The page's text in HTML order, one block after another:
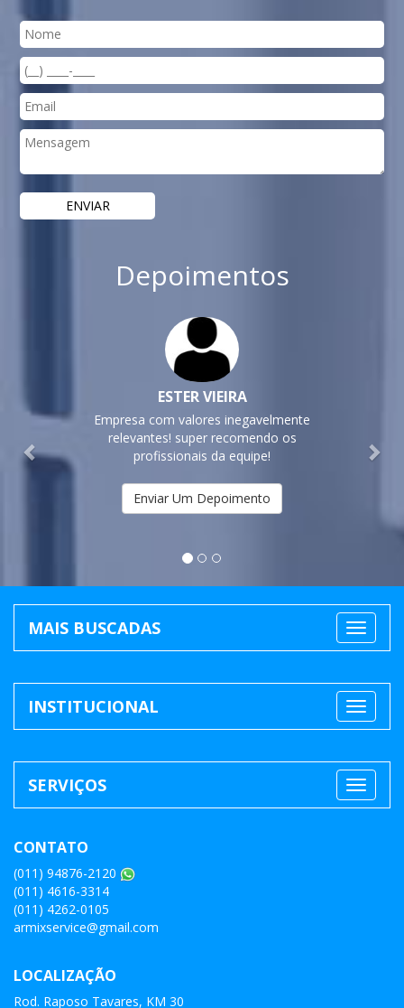
Depoimentos
Empresa com valores inegavelmente
relevantes! super recomendo os
MAIS BUSCADAS
INSTITUCIONAL
SERVIÇOS
CONTATO
(011) 4616-3314
(011) 4262-0105
armixservice@gmail.com